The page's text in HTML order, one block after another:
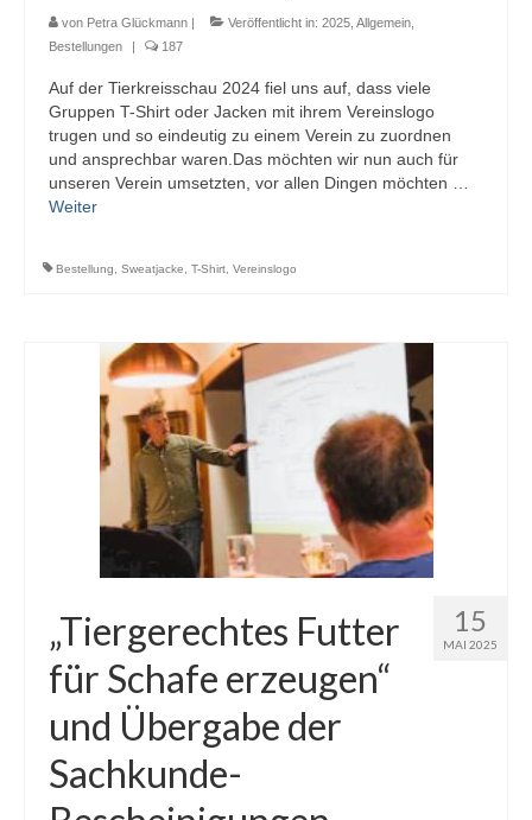
von Petra Glückmann Veröffentlicht in: 2025, Allgemein,
Bestellungen
187
Auf der Tierkreisschau 2024 fiel uns auf, dass viele
Gruppen T-Shirt oder Jacken mit ihrem Vereinslogo
trugen und so eindeutig zu einem Verein zu zuordnen
und ansprechbar waren.Das möchten wir nun auch für
unseren Verein umsetzten, vor allen Dingen möchten …
Weiter
Bestellung, Sweatjacke, T-Shirt, Vereinslogo
15
MAI 2025
„Tiergerechtes Futter
für Schafe erzeugen“
und Übergabe der
Sachkunde-